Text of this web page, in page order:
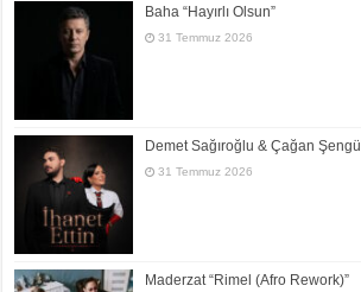
Baha “Hayırlı Olsun”
31 Temmuz 2026
Demet Sağıroğlu & Çağan
31 Temmuz 2026
Maderzat “Rimel (Afro Rework)”